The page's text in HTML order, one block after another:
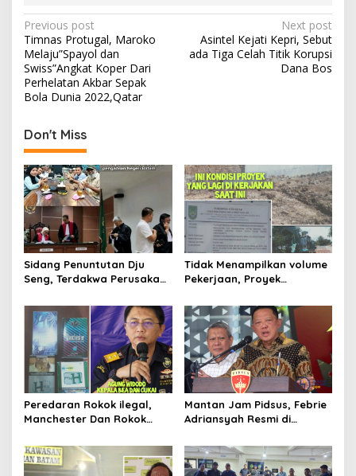
P
o
s
t
a
v
i
g
a
t
i
n
Previous post
Timnas Protugal, Maroko
Melaju”Spayol dan
Swiss”Angkat Koper Dari
Perhelatan Akbar Sepak
Bola Dunia 2022,Qatar
Next post
Asintel Kejati Kepri, Sebut
ada Tiga Celah Titik Korupsi
Dana Bos
Don't Miss
Sidang Penuntutan Dju
Seng, Terdakwa Perusakan
Pengadilan Negeri Batam
Tiga Kali di Tunda?
Tidak Menampilkan volume
Pekerjaan, Proyek
Pahlawan–RS Graha
Hermine Batu Aji, Di Sorot
Peredaran Rokok ilegal,
Manchester Dan Rokok
Kembali Marak di Batam
Mantan Jam Pidsus, Febrie
Adriansyah Resmi di
Tersangka